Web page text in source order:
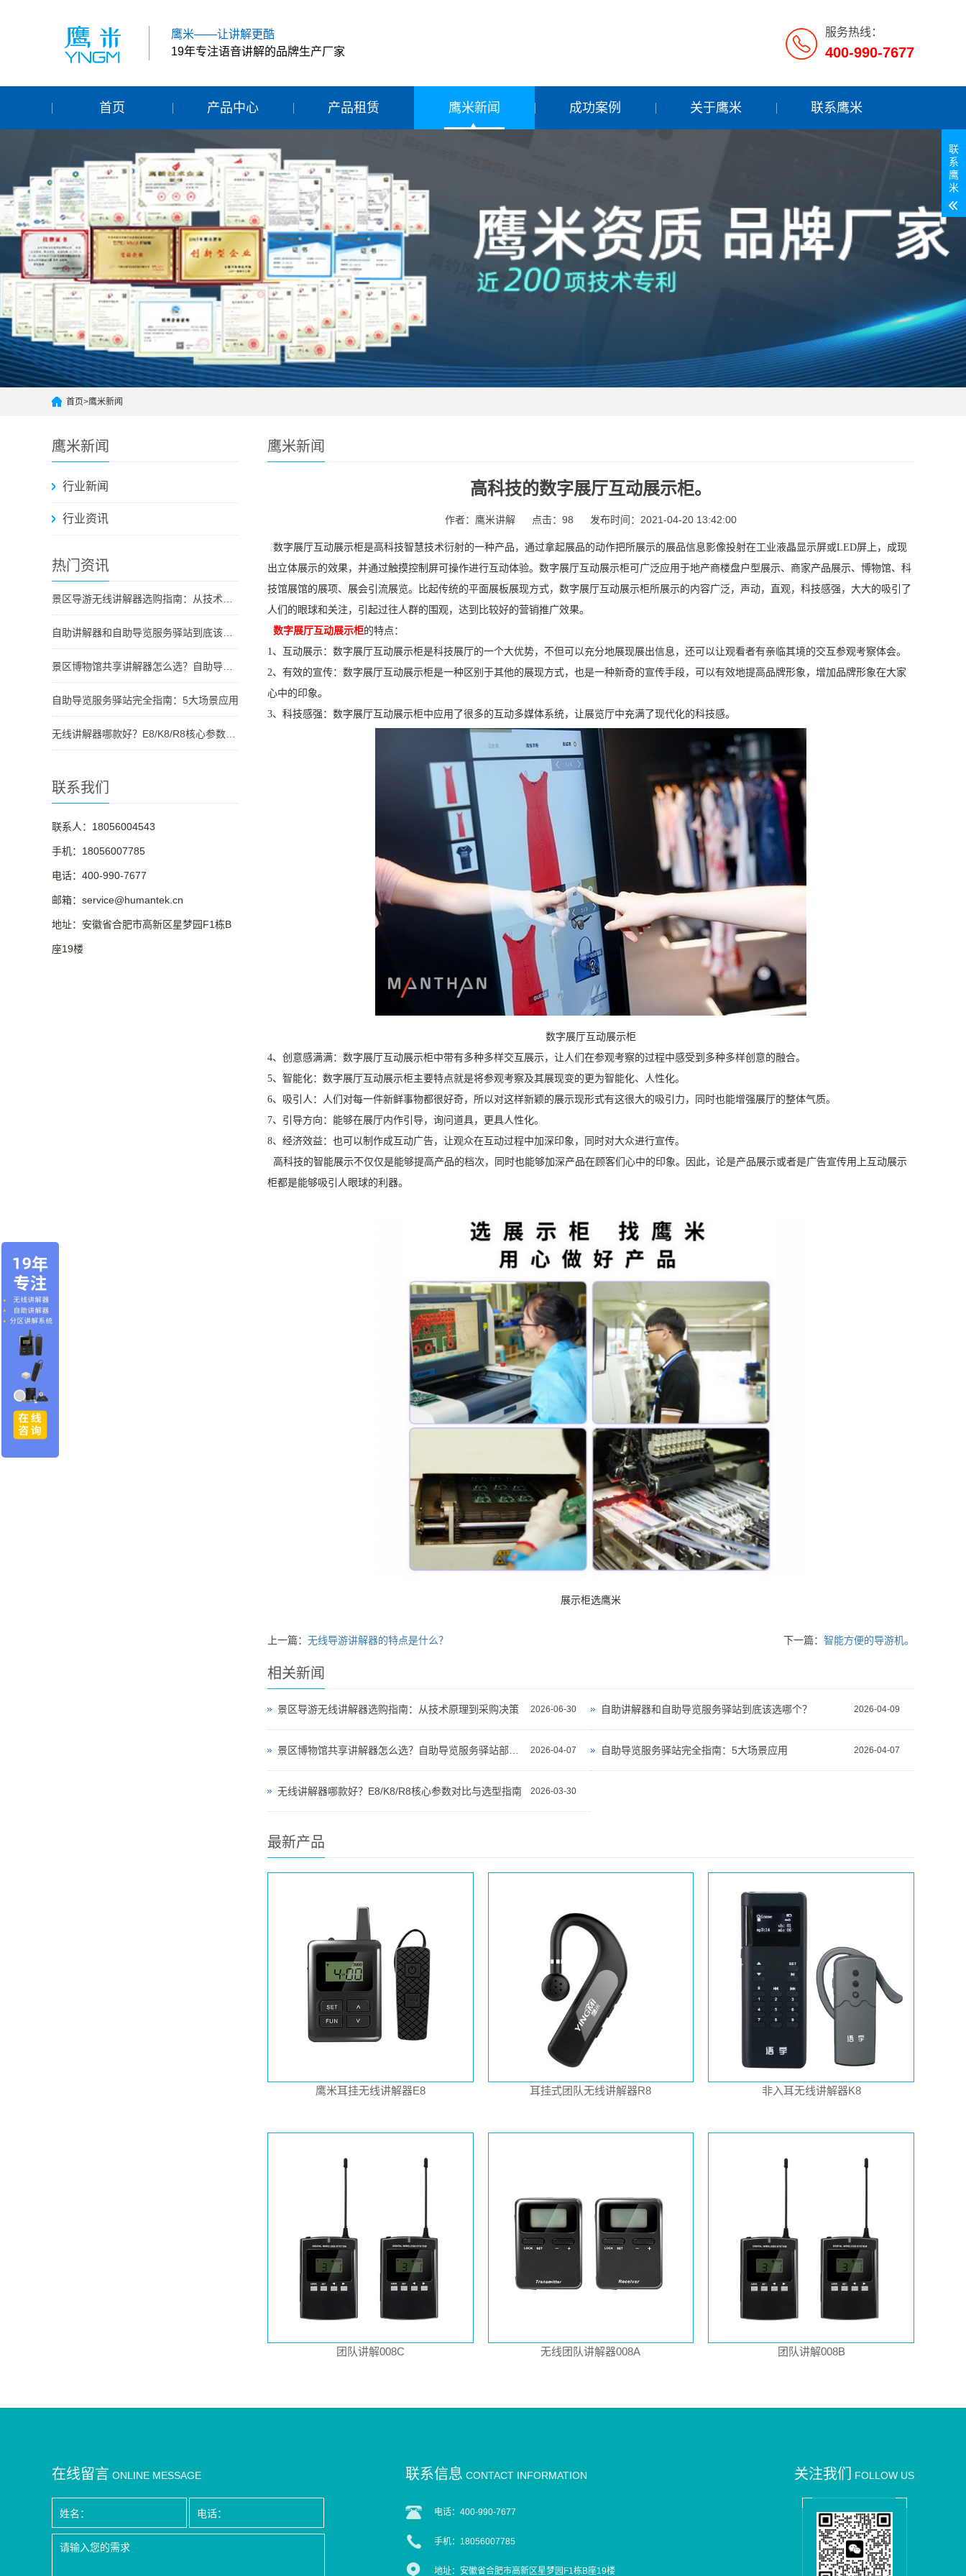
服务热线：
400-990-7677
鹰米——让讲解更酷
19年专注语音讲解的品牌生产厂家
首页 产品中心 产品租赁 鹰米新闻 成功案例 关于鹰米 联系鹰米
首页>鹰米新闻
鹰米新闻
行业新闻
行业资讯
热门资讯
自助导览服务驿站完全指南：5大场景应用
联系我们
联系人：18056004543
手机：18056007785
电话：400-990-7677
邮箱：service@humantek.cn
地址：安徽省合肥市高新区星梦园F1栋B
座19楼
鹰米新闻
高科技的数字展厅互动展示柜。
作者：鹰米讲解 点击：98 发布时间：2021-04-20 13:42:00
数字展厅互动展示柜是高科技智慧技术衍射的一种产品，通过拿起展品的动作把所展示的展品信息影像投射在工业液晶显示屏或LED屏上，成现
出立体展示的效果，并通过触摸控制屏可操作进行互动体验。数字展厅互动展示柜可广泛应用于地产商楼盘户型展示、商家产品展示、博物馆、科
技馆展馆的展项、展会引流展览。比起传统的平面展板展现方式，数字展厅互动展示柜所展示的内容广泛，声动，直观，科技感强，大大的吸引了
人们的眼球和关注，引起过往人群的围观，达到比较好的营销推广效果。
数字展厅互动展示柜的特点：
1、互动展示：数字展厅互动展示柜是科技展厅的一个大优势，不但可以充分地展现展出信息，还可以让观看者有亲临其境的交互参观考察体会。
2、有效的宣传：数字展厅互动展示柜是一种区别于其他的展现方式，也是一种新奇的宣传手段，可以有效地提高品牌形象，增加品牌形象在大家
心中的印象。
3、科技感强：数字展厅互动展示柜中应用了很多的互动多媒体系统，让展览厅中充满了现代化的科技感。
数字展厅互动展示柜
4、创意感满满：数字展厅互动展示柜中带有多种多样交互展示，让人们在参观考察的过程中感受到多种多样创意的融合。
5、智能化：数字展厅互动展示柜主要特点就是将参观考察及其展现变的更为智能化、人性化。
6、吸引人：人们对每一件新鲜事物都很好奇，所以对这样新颖的展示现形式有这很大的吸引力，同时也能增强展厅的整体气质。
7、引导方向：能够在展厅内作引导，询问道具，更具人性化。
8、经济效益：也可以制作成互动广告，让观众在互动过程中加深印象，同时对大众进行宣传。
高科技的智能展示不仅仅是能够提高产品的档次，同时也能够加深产品在顾客们心中的印象。因此，论是产品展示或者是广告宣传用上互动展示
柜都是能够吸引人眼球的利器。
展示柜选鹰米
上一篇： 无线导游讲解器的特点是什么？ 下一篇： 智能方便的导游机。
相关新闻
2026-06-30
景区导游无线讲解器选购指南：从技术原理到采购决策 2026-04-09
自助讲解器和自助导览服务驿站到底该选哪个？
2026-04-07 2026-04-07
自助导览服务驿站完全指南：5大场景应用
2026-03-30
无线讲解器哪款好？E8/K8/R8核心参数对比与选型指南
最新产品
鹰米耳挂无线讲解器E8 耳挂式团队无线讲解器R8 非入耳无线讲解器K8
团队讲解008C 无线团队讲解器008A 团队讲解008B
关注我们 FOLLOW US
在线留言 ONLINE MESSAGE 联系信息 CONTACT INFORMATION
电话：400-990-7677
手机：18056007785
地址：安徽省合肥市高新区星梦园F1栋B座19楼
联
系
鹰
米